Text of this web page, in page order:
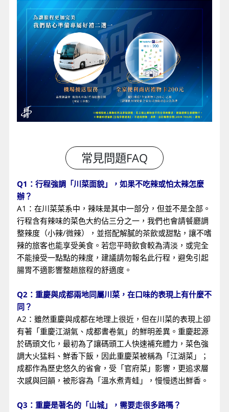
Q1：行程強調「川菜面貌」，如果不吃辣或怕太辣怎麼
辦？
A1：在川菜菜系中，辣味是其中一部分，但並不是全部。
行程含有辣味的菜色大約佔三分之一，我們也會請餐廳調
整辣度（小辣/微辣），並搭配解膩的茶飲或甜點，讓不嗜
辣的旅客也能享受美食。若您平時飲食較為清淡，或完全
不能接受一點點的辣度，建議請勿報名此行程，避免引起
腸胃不適影響整趟旅程的舒適度。
Q2：重慶與成都兩地同屬川菜，在口味的表現上有什麼不
同？
A2：雖然重慶與成都在地理上很近，但在川菜的表現上卻
有著「重慶江湖氣、成都書卷氣」的鮮明差異。重慶起源
於碼頭文化，最初為了讓碼頭工人快速補充體力，菜色強
調大火猛料、鮮香下飯，因此重慶菜被稱為「江湖菜」；
成都作為歷史悠久的省會，受「官府菜」影響，更追求層
次感與回韻，被形容為「溫水煮青蛙」，慢慢透出鮮香。
Q3：重慶是著名的「山城」，需要走很多路嗎？